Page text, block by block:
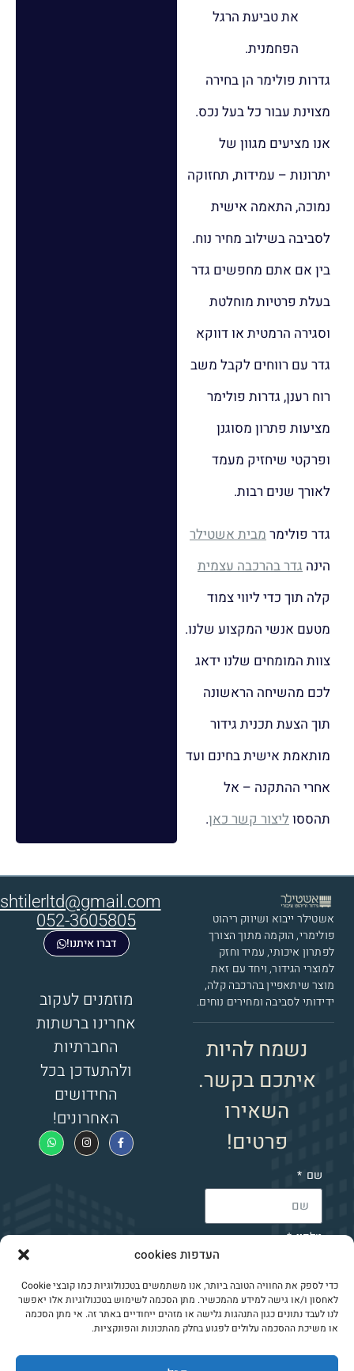
העדפות cookies
כדי לספק את החוויה הטובה ביותר, אנו משתמשים בטכנולוגיות כמו קובצי Cookie
לאחסון ו/או גישה למידע מהמכשיר. מתן הסכמה לשימוש בטכנולוגיות אלו יאפשר
לנו לעבד נתונים כגון התנהגות גלישה או מזהים ייחודיים באתר זה. אי מתן הסכמה
או משיכת ההסכמה עלולים לפגוע בחלק מהתכונות והפונקציות.
את טביעת הרגל
הפחמנית.
גדרות פולימר הן בחירה
מצוינת עבור כל בעל נכס.
אנו מציעים מגוון של
יתרונות – עמידות, תחזוקה
נמוכה, התאמה אישית
לסביבה בשילוב מחיר נוח.
בין אם אתם מחפשים גדר
בעלת פרטיות מוחלטת
וסגירה הרמטית או דווקא
גדר עם רווחים לקבל משב
רוח רענן, גדרות פולימר
מציעות פתרון מסוגנן
ופרקטי שיחזיק מעמד
לאורך שנים רבות.
גדר פולימרמבית אשטילר
הינה גדר בהרכבה עצמית
קלה תוך כדי ליווי צמוד
מטעם אנשי המקצוע שלנו.
צוות המומחים שלנו ידאג
לכם מהשיחה הראשונה
תוך הצעת תכנית גידור
מותאמת אישית בחינם ועד
אחרי ההתקנה – אל
תהססוליצור קשר כאן.
אשטילר ייבוא ושיווק ריהוט
פולימרי​, הוקמה מתוך הצורך
לפתרון איכותי, עמיד וחזק
למוצרי הגידור, ויחד עם זאת
מוצר שיתאפיין בהרכבה קלה,
ידידותי לסביבה ומחירים נוחים.
נשמח להיות
איתכם בקשר.
השאירו
פרטים!
שם
טלפון
קראתי אתמדיניות
הפרטיותשל אשטילר
ואני מאשר ליצור
איתי קשר
052-3605805
דברו איתנו!
מוזמנים לעקוב
אחרינו ברשתות
החברתיות
ולהתעדכן בכל
החידושים
האחרונים!